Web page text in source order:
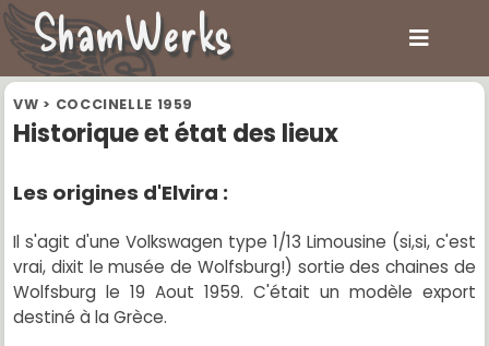
VW > COCCINELLE 1959
Historique et état des lieux
Les origines d'Elvira :
Il s'agit d'une Volkswagen type 1/13 Limousine (si,si, c'est
vrai, dixit le musée de Wolfsburg!) sortie des chaines de
Wolfsburg le 19 Aout 1959. C'était un modèle export
destiné à la Grèce.
ShamWerks